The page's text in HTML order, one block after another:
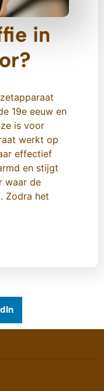
in
19e eeuw en
is voor
werkt op
effectief
en stijgt
waar de
Zodra het